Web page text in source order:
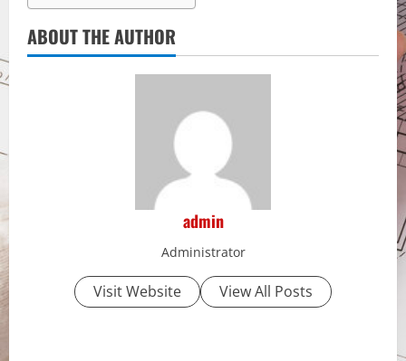
ABOUT THE AUTHOR
admin
Administrator
Visit Website View All Posts